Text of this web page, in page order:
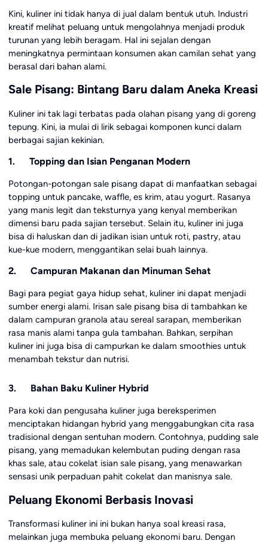
Kini, kuliner ini tidak hanya di jual dalam bentuk utuh. Industri
kreatif melihat peluang untuk mengolahnya menjadi produk
turunan yang lebih beragam. Hal ini sejalan dengan
meningkatnya permintaan konsumen akan camilan sehat yang
berasal dari bahan alami.
Sale Pisang: Bintang Baru dalam Aneka Kreasi
Kuliner ini tak lagi terbatas pada olahan pisang yang di goreng
tepung. Kini, ia mulai di lirik sebagai komponen kunci dalam
berbagai sajian kekinian.
1. Topping dan Isian Penganan Modern
Potongan-potongan sale pisang dapat di manfaatkan sebagai
topping untuk pancake, waffle, es krim, atau yogurt. Rasanya
yang manis legit dan teksturnya yang kenyal memberikan
dimensi baru pada sajian tersebut. Selain itu, kuliner ini juga
bisa di haluskan dan di jadikan isian untuk roti, pastry, atau
kue-kue modern, menggantikan selai buah lainnya.
2. Campuran Makanan dan Minuman Sehat
Bagi para pegiat gaya hidup sehat, kuliner ini dapat menjadi
sumber energi alami. Irisan sale pisang bisa di tambahkan ke
dalam campuran granola atau sereal sarapan, memberikan
rasa manis alami tanpa gula tambahan. Bahkan, serpihan
kuliner ini juga bisa di campurkan ke dalam smoothies untuk
menambah tekstur dan nutrisi.
3. Bahan Baku Kuliner Hybrid
Para koki dan pengusaha kuliner juga bereksperimen
menciptakan hidangan hybrid yang menggabungkan cita rasa
tradisional dengan sentuhan modern. Contohnya, pudding sale
pisang, yang memadukan kelembutan puding dengan rasa
khas sale, atau cokelat isian sale pisang, yang menawarkan
sensasi unik perpaduan pahit cokelat dan manisnya sale.
Peluang Ekonomi Berbasis Inovasi
Transformasi kuliner ini ini bukan hanya soal kreasi rasa,
melainkan juga membuka peluang ekonomi baru. Dengan